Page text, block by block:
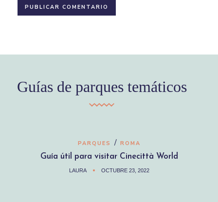
Guías de parques temáticos
PARQUES / ROMA
Guía útil para visitar Cinecittà World
LAURA OCTUBRE 23, 2022